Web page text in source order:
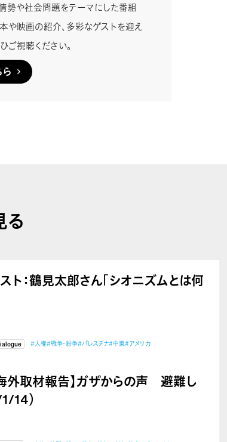
勢や社会問題をテーマにした番組
や映画の紹介、多彩なゲストを迎え
ご視聴ください。
る
：鶴見太郎さん「シオニズムとは何
#人権#戦争・紛争#パレスチナ#中東#アメリカ
外取材報告】ガザからの声 避難し
14）